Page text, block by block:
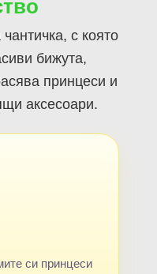
с която
бижута,
принцеси и
аксесоари.
си принцеси